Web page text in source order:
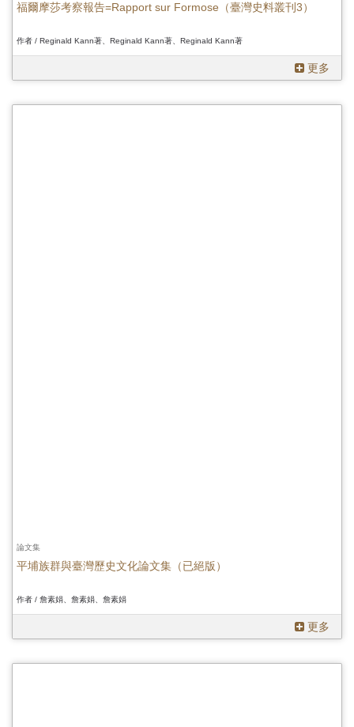
福爾摩莎考察報告=Rapport sur Formose（臺灣史料叢刊3）
作者 / Reginald Kann著、Reginald Kann著、Reginald Kann著
更多
論文集
平埔族群與臺灣歷史文化論文集（已絕版）
作者 / 詹素娟、詹素娟、詹素娟
更多